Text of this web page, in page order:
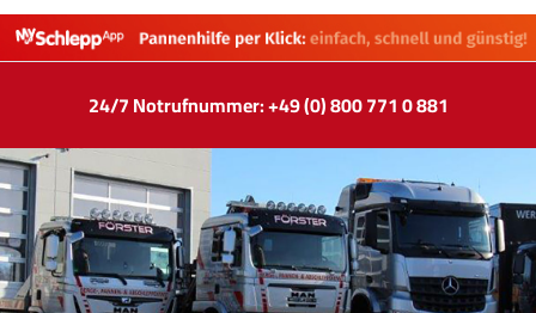
24/7 Notrufnummer: +49 (0) 800 771 0 881